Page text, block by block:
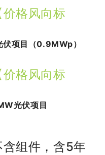
价格风向标
伏项目（0.9MWp）
价格风向标
光伏项目
含组件，含5年